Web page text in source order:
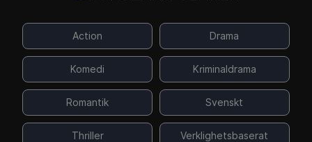
Action Drama
Komedi Kriminaldrama
Romantik Svenskt
Thriller Verklighetsbaserat